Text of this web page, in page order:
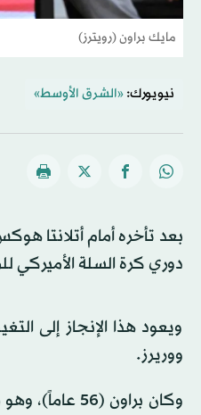
مايك براون (رويترز)
نيويورك: «الشرق الأوسط»
دوري كرة السلة الأميركي
ويعود هذا الإنجاز إلى
ووريرز.
وكان